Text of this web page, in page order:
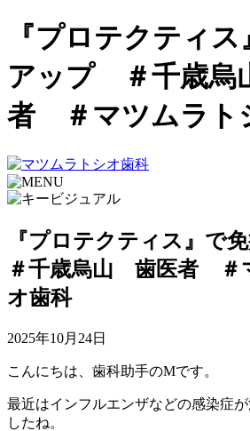
『プロテクティ
アップ ＃千歳
者 ＃マツムラト
『プロテクティス』で
＃千歳烏山 歯医者 ＃
オ歯科
2025年10月24日
こんにちは、歯科助手のMです。
最近はインフルエンザなどの感染症
したね。